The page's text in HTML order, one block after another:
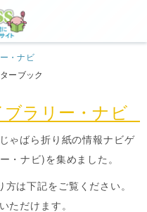
・ナビ
ーブック
ラリー・ナビ
ゃばら折り紙の情報ナビゲ
・ナビ)を集めました。
は下記をご覧ください。
ただけます。